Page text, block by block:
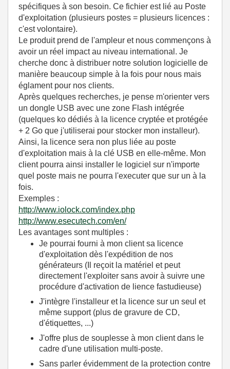
spécifiques à son besoin. Ce fichier est lié au Poste
d'exploitation (plusieurs postes = plusieurs licences :
c'est volontaire).
Le produit prend de l'ampleur et nous commençons à
avoir un réel impact au niveau international. Je
cherche donc à distribuer notre solution logicielle de
manière beaucoup simple à la fois pour nous mais
églament pour nos clients.
Après quelques recherches, je pense m'orienter vers
un dongle USB avec une zone Flash intégrée
(quelques ko dédiés à la licence cryptée et protégée
+ 2 Go que j'utiliserai pour stocker mon installeur).
Ainsi, la licence sera non plus liée au poste
d'exploitation mais à la clé USB en elle-même. Mon
client pourra ainsi installer le logiciel sur n'importe
quel poste mais ne pourra l'executer que sur un à la
fois.
Exemples :
http://www.iolock.com/index.php
http://www.esecutech.com/en/
Les avantages sont multiples :
Je pourrai fourni à mon client sa licence
d'exploitation dès l'expédition de nos
générateurs (Il reçoit la matériel et peut
directement l'exploiter sans avoir à suivre une
procédure d'activation de lience fastudieuse)
J'intègre l'installeur et la licence sur un seul et
même support (plus de gravure de CD,
d'étiquettes, ...)
J'offre plus de souplesse à mon client dans le
cadre d'une utilisation multi-poste.
Sans parler évidemment de la protection contre